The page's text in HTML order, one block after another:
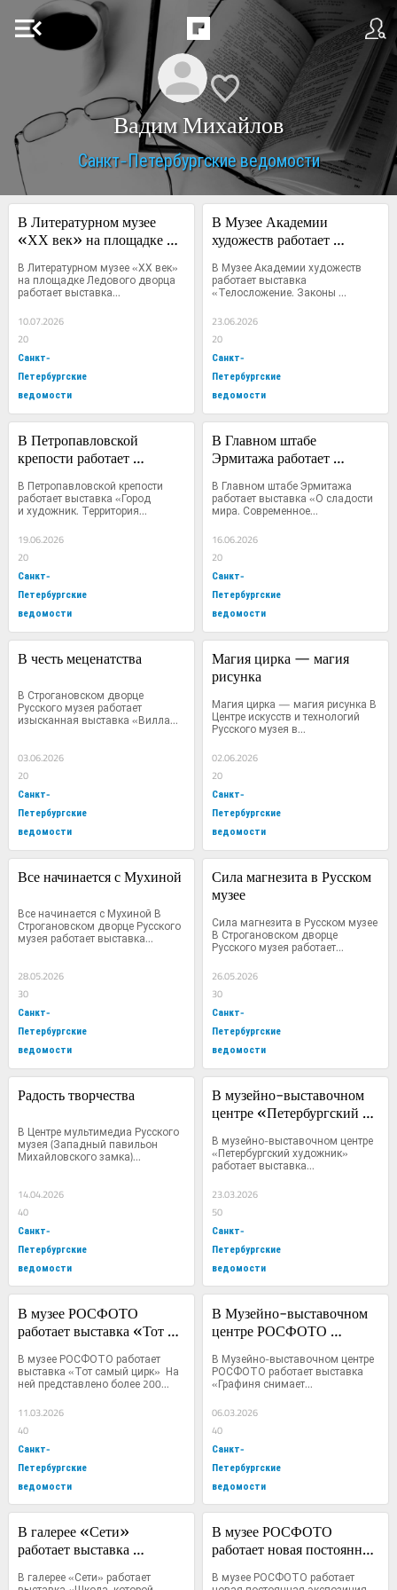
menu_open
Вадим Михайлов
Санкт-Петербургские ведомости
В Литературном музее
«ХХ век» на площадке
выставка «Легенда о
Грине»
В Литературном музее «ХХ век»
на площадке Ледового дворца
работает выставка...
10.07.2026
20
Санкт-
Петербургские
ведомости
В Музее Академии
художеств работает
Законы конструкции.
Рисование с оригиналов,
В Музее Академии художеств
работает выставка
«Телосложение. Законы
23.06.2026
20
Санкт-
Петербургские
ведомости
В Петропавловской
крепости работает
художник. Территория
свободы»
В Петропавловской крепости
работает выставка «Город
и художник. Территория...
19.06.2026
20
Санкт-
Петербургские
ведомости
В Главном штабе
Эрмитажа работает
мира. Современное
искусство Индии»
В Главном штабе Эрмитажа
работает выставка «О сладости
мира. Современное...
16.06.2026
20
Санкт-
Петербургские
ведомости
В честь меценатства
В Строгановском дворце
Русского музея работает
изысканная выставка «Вилла...
03.06.2026
20
Санкт-
Петербургские
ведомости
Магия цирка — магия
рисунка
Магия цирка — магия рисунка В
Центре искусств и технологий
Русского музея в...
02.06.2026
20
Санкт-
Петербургские
ведомости
Все начинается с Мухиной
Все начинается с Мухиной В
Строгановском дворце Русского
музея работает выставка...
28.05.2026
30
Санкт-
Петербургские
ведомости
Сила магнезита в Русском
музее
Сила магнезита в Русском музее
В Строгановском дворце
Русского музея работает...
26.05.2026
30
Санкт-
Петербургские
ведомости
Радость творчества
В Центре мультимедиа Русского
музея (Западный павильон
Михайловского замка)...
14.04.2026
40
Санкт-
Петербургские
ведомости
В музейно-выставочном
центре «Петербургский
выставка Маргариты
Лобановой «Взгляд со
В музейно-выставочном центре
«Петербургский художник»
работает выставка...
23.03.2026
50
Санкт-
Петербургские
ведомости
В музее РОСФОТО
работает выставка «Тот
В музее РОСФОТО работает
выставка «Тот самый цирк»  На
ней представлено более 200...
11.03.2026
40
Санкт-
Петербургские
ведомости
В Музейно-выставочном
центре РОСФОТО
«Графиня снимает на
«Кодак». Софья
фотограф»
В Музейно-выставочном центре
РОСФОТО работает выставка
«Графиня снимает...
06.03.2026
40
Санкт-
Петербургские
ведомости
В галерее «Сети»
работает выставка
было»
В галерее «Сети» работает
В музее РОСФОТО
работает новая постоянная
Изобретая цвет»
В музее РОСФОТО работает